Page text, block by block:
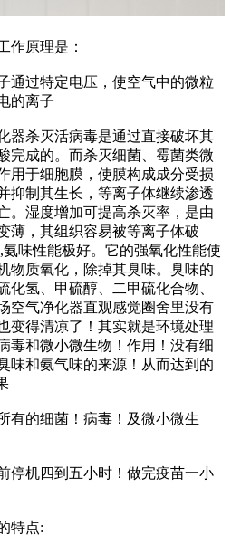
原理是：
过特定电压，使空气中的微粒
的离子
杀灭活病毒是通过直接破坏其
完成的。而杀灭细菌、霉菌类微
用于细胞膜，使膜构成成分受损
抑制其生长，等离子体继续渗透
。湿度增加可提高杀灭率，是由
薄，其组织容易被等离子体破
味性能极好。它的强氧化性能使
物质氧化，除掉其臭味。臭味的
化氢、甲硫醇、二甲硫化合物、
空气净化器直观感觉圈舍里没有
变得清凉了！其实就是环境处理
毒和微小微生物！作用！没有细
味和氨气味的来源！从而达到的
的细菌！病毒！及微小微生
机四到五小时！做完疫苗一小
特点: